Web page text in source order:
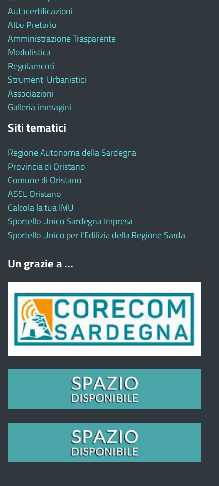
Autocertificazioni
Albo Pretorio
Amministrazione Trasparente
Modulistica
Regolamenti
Strumenti Urbanistici
Associazioni
Galleria immagini
Siti tematici
Regione Autonoma della Sardegna
Provincia di Oristano
Comune di Oristano
ASSL Oristano
Calcola la tua IMU
Sportello Unico Sardegna Impresa
Sportello Unico per l'Edilizia della Regione Sarda
Un grazie a ...